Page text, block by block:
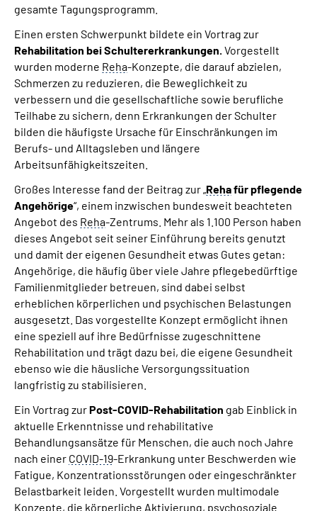
gesamte Tagungsprogramm.
Einen ersten Schwerpunkt bildete ein Vortrag zur
Rehabilitation bei Schultererkrankungen.Vorgestellt
wurden moderne Reha-Konzepte, die darauf abzielen,
Schmerzen zu reduzieren, die Beweglichkeit zu
verbessern und die gesellschaftliche sowie berufliche
Teilhabe zu sichern, denn Erkrankungen der Schulter
bilden die häufigste Ursache für Einschränkungen im
Berufs- und Alltagsleben und längere
Arbeitsunfähigkeitszeiten.
Großes Interesse fand der Beitrag zur „Rehafür pflegende
Angehörige“, einem inzwischen bundesweit beachteten
Angebot des Reha-Zentrums. Mehr als 1.100 Person haben
dieses Angebot seit seiner Einführung bereits genutzt
und damit der eigenen Gesundheit etwas Gutes getan:
Angehörige, die häufig über viele Jahre pflegebedürftige
Familienmitglieder betreuen, sind dabei selbst
erheblichen körperlichen und psychischen Belastungen
ausgesetzt. Das vorgestellte Konzept ermöglicht ihnen
eine speziell auf ihre Bedürfnisse zugeschnittene
Rehabilitation und trägt dazu bei, die eigene Gesundheit
ebenso wie die häusliche Versorgungssituation
langfristig zu stabilisieren.
Ein Vortrag zurPost-COVID-Rehabilitation gab Einblick in
aktuelle Erkenntnisse und rehabilitative
Behandlungsansätze für Menschen, die auch noch Jahre
nach einer COVID-19-Erkrankung unter Beschwerden wie
Fatigue, Konzentrationsstörungen oder eingeschränkter
Belastbarkeit leiden. Vorgestellt wurden multimodale
Konzepte, die körperliche Aktivierung, psychosoziale